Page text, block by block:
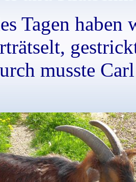
Tagen
musste